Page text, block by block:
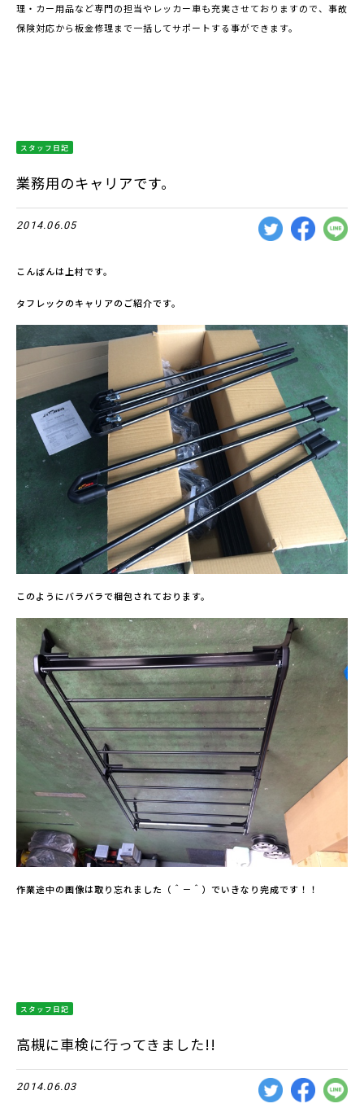
理・カー用品など専門の担当やレッカー車も充実させておりますので、 事故
保険対応から板金修理まで一括してサポートする事ができます。
スタッフ日記
業務用のキャリアです。
2014.06.05
こんばんは上村です。
タフレックのキャリアのご紹介です。
このようにバラバラで梱包されております。
作業途中の画像は取り忘れました（＾－＾）でいきなり完成です！！
スタッフ日記
高槻に車検に行ってきました!!
2014.06.03